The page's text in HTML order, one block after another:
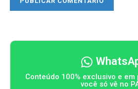
Conteúdo 100% exclusivo e
você só vê no